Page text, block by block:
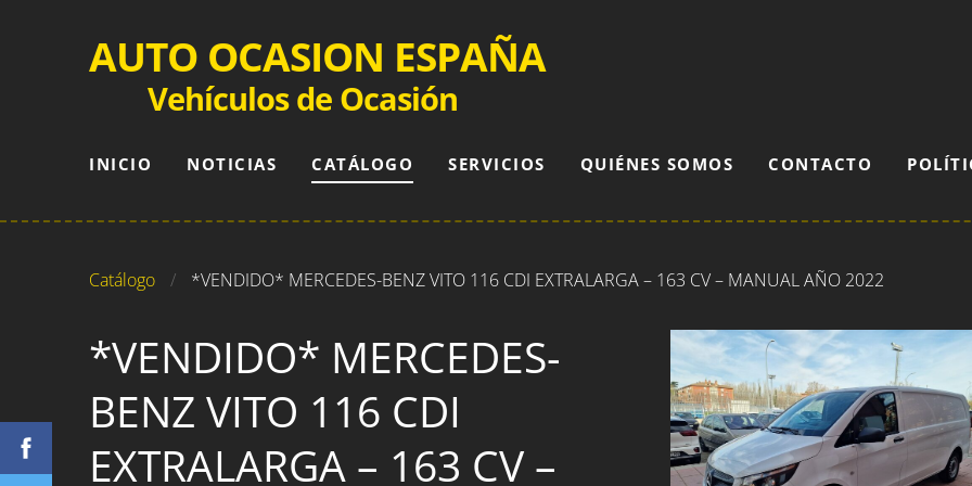
AUTO OCASION ESPAÑA
Vehículos de Ocasión
INICIO NOTICIAS CATÁLOGO SERVICIOS QUIÉNES SOMOS CONTACTO
Catálogo *VENDIDO* MERCEDES-BENZ VITO 116 CDI EXTRALARGA – 163 CV – MANUAL AÑO 2022
*VENDIDO* MERCEDES-
BENZ VITO 116 CDI
EXTRALARGA – 163 CV –